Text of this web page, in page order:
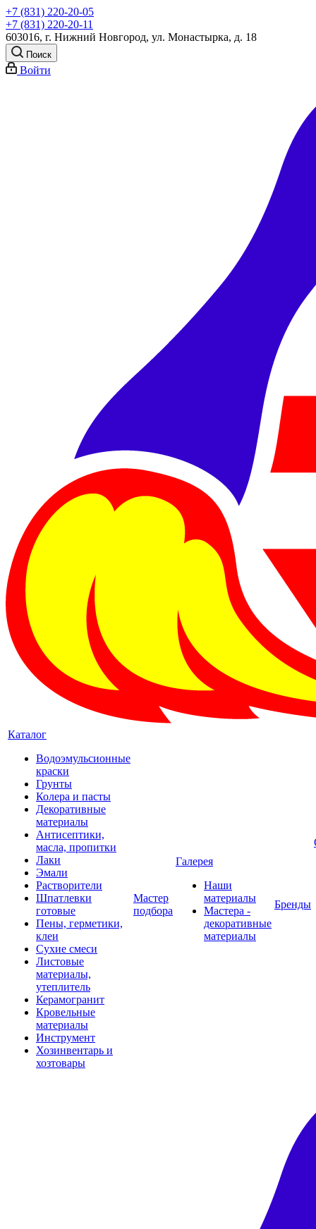
+7 (831) 220-20-05
+7 (831) 220-20-11
603016, г. Нижний Новгород, ул. Монастырка, д. 18
Поиск
Войти
Каталог
Водоэмульсионные
краски
Грунты
Колера и пасты
Декоративные
материалы
Антисептики,
масла, пропитки
Лаки
Эмали
Растворители
Шпатлевки
готовые
Пены, герметики,
клеи
Сухие смеси
Листовые
материалы,
утеплитель
Керамогранит
Кровельные
материалы
Инструмент
Хозинвентарь и
хозтовары
Мастер
подбора
Галерея
Наши
материалы
Мастера -
декоративные
материалы
Бренды